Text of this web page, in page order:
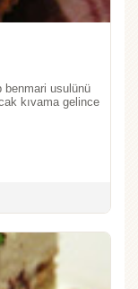
benmari usulünü
kıvama gelince